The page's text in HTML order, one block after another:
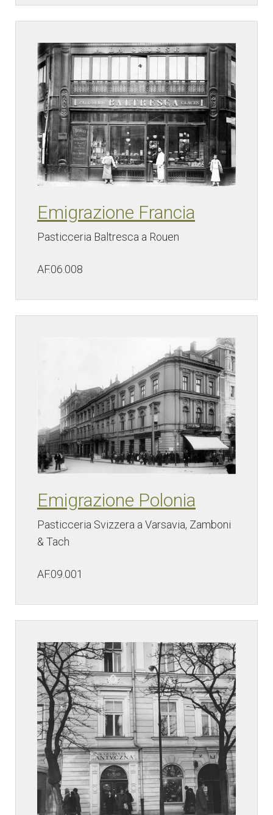
Emigrazione Francia
Pasticceria Baltresca a Rouen
AF.06.008
Emigrazione Polonia
Pasticceria Svizzera a Varsavia, Zamboni
& Tach
AF.09.001